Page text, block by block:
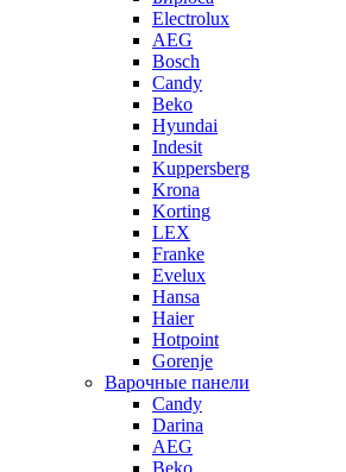
Electrolux
AEG
Bosch
Candy
Beko
Hyundai
Indesit
Kuppersberg
Krona
Korting
LEX
Franke
Evelux
Hansa
Haier
Hotpoint
Gorenje
Варочные панели
Candy
Darina
AEG